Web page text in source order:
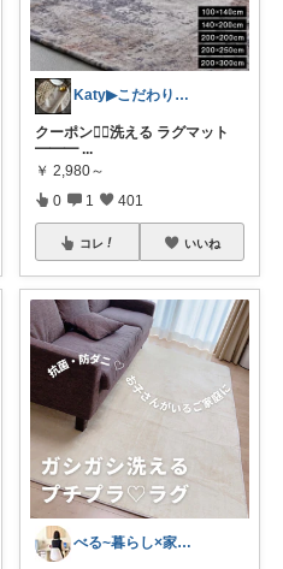
Katy▶︎こだわりとプチプラ🕯
クーポン❤️‍🔥洗える ラグマット
━━━ ...
￥ 2,980～
0 1 401
コレ いいね
べる~暮らし×家事をラクに快適に